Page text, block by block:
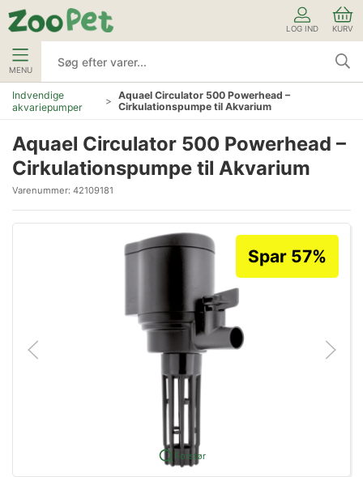
LOG IND KURV
MENU
Indvendige
akvariepumper
Aquael Circulator 500 Powerhead –
Cirkulationspumpe til Akvarium
Aquael Circulator 500 Powerhead –
Cirkulationspumpe til Akvarium
Varenummer: 42109181
Forstør
Spar 57%